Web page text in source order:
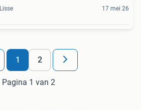
Lisse 17 mei 26
1 2
Pagina 1 van 2